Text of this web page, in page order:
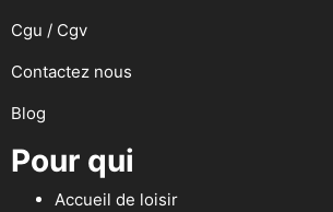
Cgu / Cgv
Contactez nous
Blog
Pour qui
Accueil de loisir